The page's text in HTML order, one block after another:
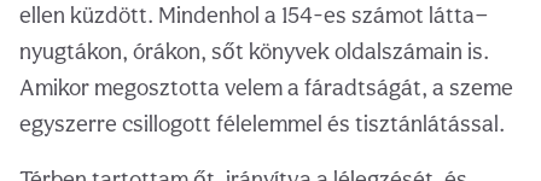
ellen küzdött. Mindenhol a 154-es számot látta—
nyugtákon, órákon, sőt könyvek oldalszámain is.
Amikor megosztotta velem a fáradtságát, a szeme
egyszerre csillogott félelemmel és tisztánlátással.